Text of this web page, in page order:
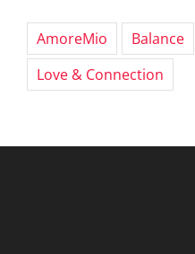
AmoreMio Balance
Love & Connection